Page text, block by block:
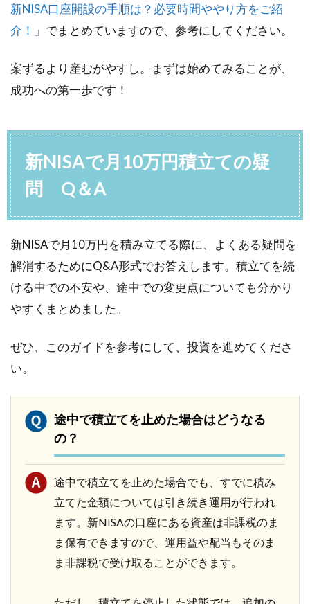
新NISA口座開設の手順は？必要時間ややり方をご紹
介！」 でまとめていますので、参考にしてください。
案ずるより産むがやすし。まずは始めてみることが、
成功への第一歩です！
新NISAで月10万円積立ての疑
問 Q＆A
新NISAで月10万円を積み立てる際に、よくある疑問を
解消するためにQ&A形式でお答えします。積立てを続
ける中での不安や、途中での変更点についても分かり
やすくまとめました。
ぜひ、このガイドを参考にして、投資を進めてくださ
い。
途中で積立てを止めた場合はどうなる
の？
途中で積立てを止めた場合でも、すでに積み
立てた金額については引き続き運用が行われ
ます。新NISAの口座にある資産は非課税のま
ま保有できますので、運用益や配当もそのま
ま非課税で受け取ることができます。